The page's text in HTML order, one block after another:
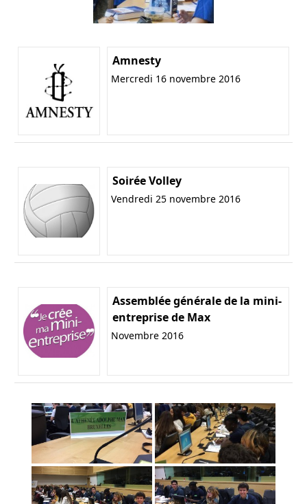
Amnesty
Mercredi 16 novembre 2016
Soirée Volley
Vendredi 25 novembre 2016
Assemblée générale de la mini-
entreprise de Max
Novembre 2016